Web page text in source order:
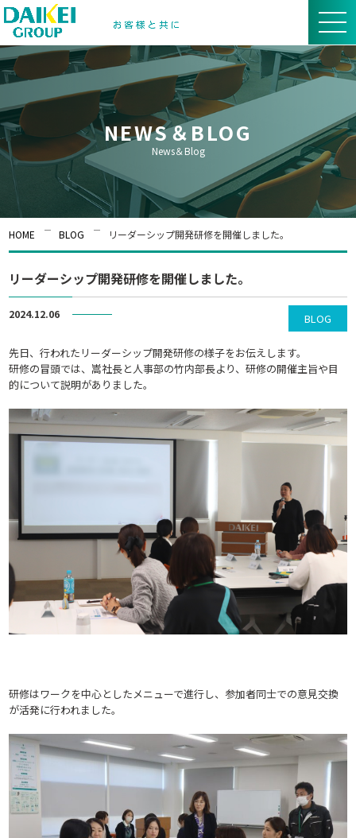
NEWS＆BLOG
News＆Blog
HOME BLOG リーダーシップ開発研修を開催しました。
リーダーシップ開発研修を開催しました。
2024.12.06 BLOG
先日、行われたリーダーシップ開発研修の様子をお伝えします。
研修の冒頭では、嵩社長と人事部の竹内部長より、研修の開催主旨や目
的について説明がありました。
研修はワークを中心としたメニューで進行し、参加者同士での意見交換
が活発に行われました。